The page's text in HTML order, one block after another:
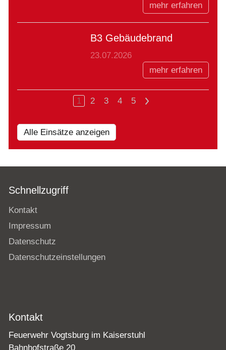
mehr erfahren
B3 Gebäudebrand
23.07.2026
mehr erfahren
1 2 3 4 5 >
Alle Einsätze anzeigen
Schnellzugriff
Kontakt
Impressum
Datenschutz
Datenschutzeinstellungen
Kontakt
Feuerwehr Vogtsburg im Kaiserstuhl
Bahnhofstraße 20